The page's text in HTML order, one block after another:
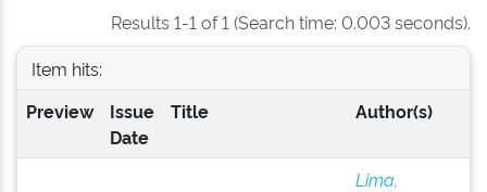
Results 1-1 of 1 (Search time: 0.003 seconds).
Item hits:
Preview
Issue
Date
Title Author(s)
Lima,